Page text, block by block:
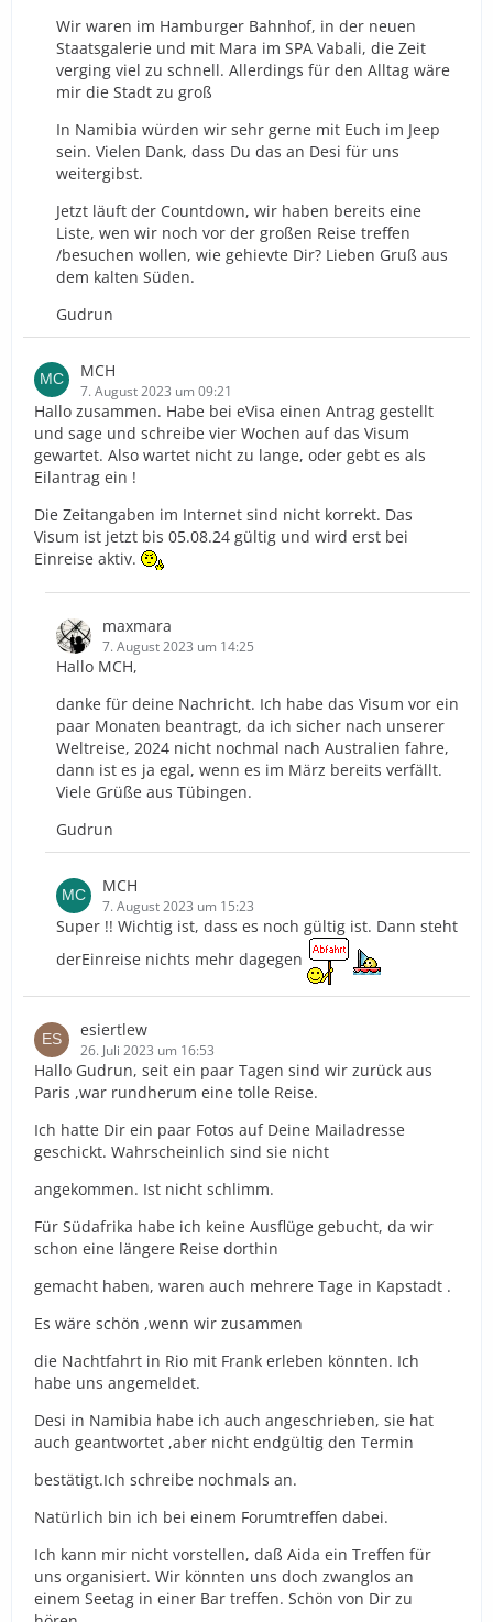
Wir waren im Hamburger Bahnhof, in der neuen
Staatsgalerie und mit Mara im SPA Vabali, die Zeit
verging viel zu schnell. Allerdings für den Alltag wäre
mir die Stadt zu groß
In Namibia würden wir sehr gerne mit Euch im Jeep
sein. Vielen Dank, dass Du das an Desi für uns
weitergibst.
Jetzt läuft der Countdown, wir haben bereits eine
Liste, wen wir noch vor der großen Reise treffen
/besuchen wollen, wie gehievte Dir? Lieben Gruß aus
dem kalten Süden.
Gudrun
MCH
7. August 2023 um 09:21
Hallo zusammen. Habe bei eVisa einen Antrag gestellt
und sage und schreibe vier Wochen auf das Visum
gewartet. Also wartet nicht zu lange, oder gebt es als
Eilantrag ein !
Die Zeitangaben im Internet sind nicht korrekt. Das
Visum ist jetzt bis 05.08.24 gültig und wird erst bei
Einreise aktiv.
maxmara
7. August 2023 um 14:25
Hallo MCH,
danke für deine Nachricht. Ich habe das Visum vor ein
paar Monaten beantragt, da ich sicher nach unserer
Weltreise, 2024 nicht nochmal nach Australien fahre,
dann ist es ja egal, wenn es im März bereits verfällt.
Viele Grüße aus Tübingen.
Gudrun
MCH
7. August 2023 um 15:23
Super !! Wichtig ist, dass es noch gültig ist. Dann steht
derEinreise nichts mehr dagegen
esiertlew
26. Juli 2023 um 16:53
Hallo Gudrun, seit ein paar Tagen sind wir zurück aus
Paris ,war rundherum eine tolle Reise.
Ich hatte Dir ein paar Fotos auf Deine Mailadresse
geschickt. Wahrscheinlich sind sie nicht
angekommen. Ist nicht schlimm.
Für Südafrika habe ich keine Ausflüge gebucht, da wir
schon eine längere Reise dorthin
gemacht haben, waren auch mehrere Tage in Kapstadt .
Es wäre schön ,wenn wir zusammen
die Nachtfahrt in Rio mit Frank erleben könnten. Ich
habe uns angemeldet.
Desi in Namibia habe ich auch angeschrieben, sie hat
auch geantwortet ,aber nicht endgültig den Termin
bestätigt.Ich schreibe nochmals an.
Natürlich bin ich bei einem Forumtreffen dabei.
Ich kann mir nicht vorstellen, daß Aida ein Treffen für
uns organisiert. Wir könnten uns doch zwanglos an
einem Seetag in einer Bar treffen. Schön von Dir zu